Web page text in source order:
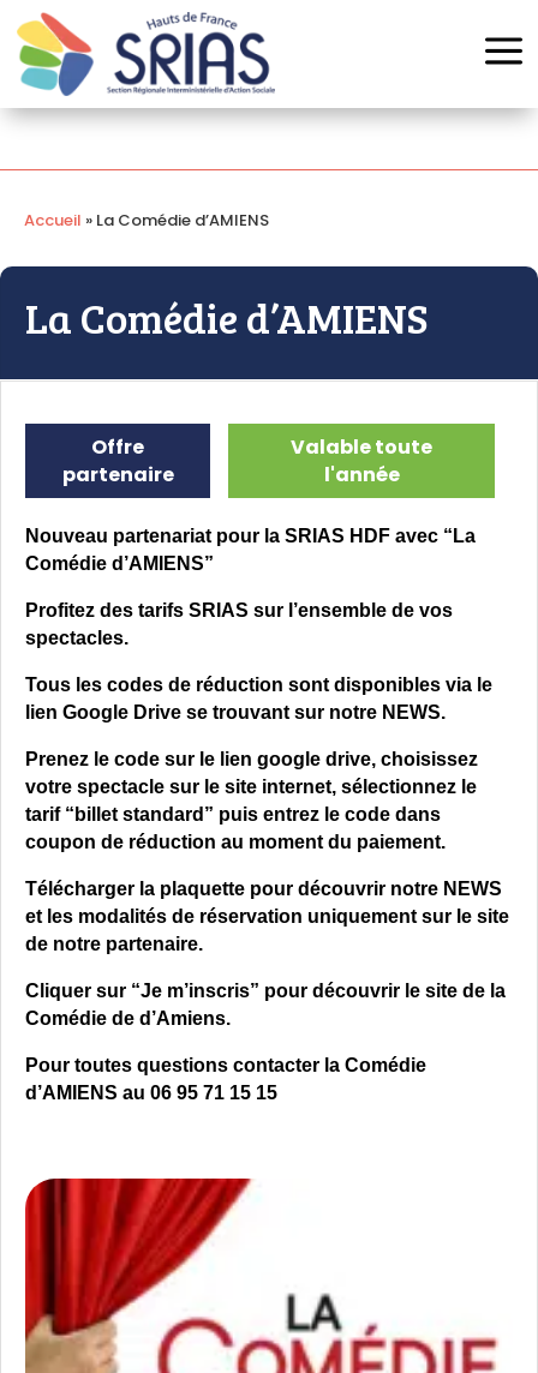
a
Accueil » La Comédie d’AMIENS
La Comédie d’AMIENS
Offre
partenaire
Valable toute
l'année
Nouveau partenariat pour la SRIAS HDF avec “La
Comédie d’AMIENS”
Profitez des tarifs SRIAS sur l’ensemble de vos
spectacles.
Tous les codes de réduction sont disponibles via le
lien Google Drive se trouvant sur notre NEWS.
Prenez le code sur le lien google drive, choisissez
votre spectacle sur le site internet, sélectionnez le
tarif “billet standard” puis entrez le code dans
coupon de réduction au moment du paiement.
Télécharger la plaquette pour découvrir notre NEWS
et les modalités de réservation uniquement sur le site
de notre partenaire.
Cliquer sur “Je m’inscris” pour découvrir le site de la
Comédie de d’Amiens.
Pour toutes questions contacter la Comédie
d’AMIENS au 06 95 71 15 15
Panneau de gestion des cookies